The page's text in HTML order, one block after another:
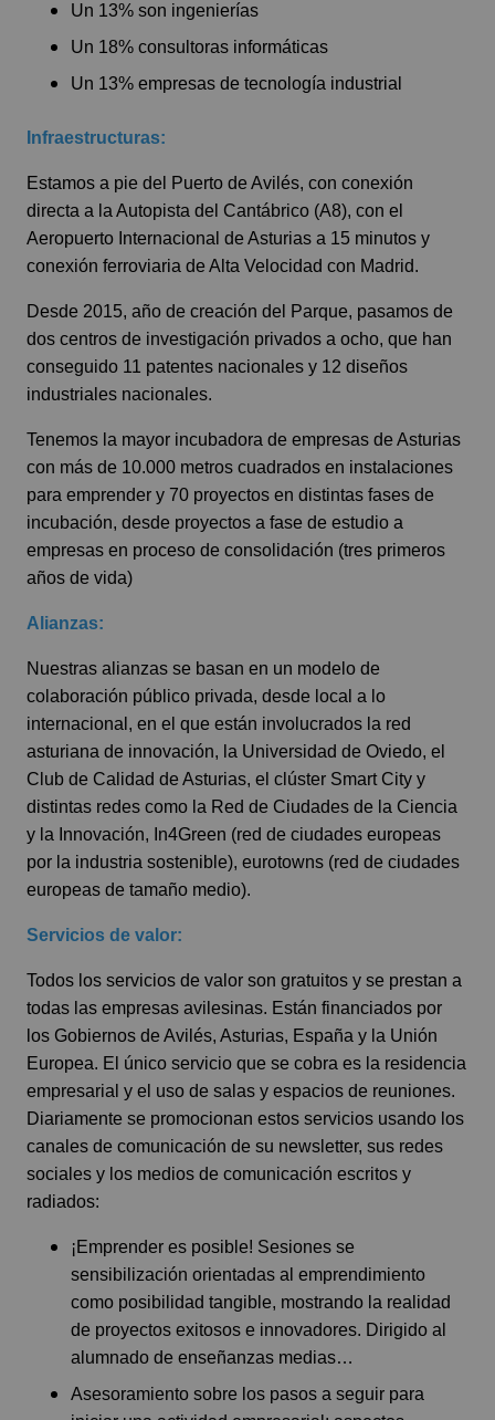
Un 13% son ingenierías
Un 18% consultoras informáticas
Un 13% empresas de tecnología industrial
Infraestructuras:
Estamos a pie del Puerto de Avilés, con conexión
directa a la Autopista del Cantábrico (A8), con el
Aeropuerto Internacional de Asturias a 15 minutos y
conexión ferroviaria de Alta Velocidad con Madrid.
Desde 2015, año de creación del Parque, pasamos de
dos centros de investigación privados a ocho, que han
conseguido 11 patentes nacionales y 12 diseños
industriales nacionales.
Tenemos la mayor incubadora de empresas de Asturias
con más de 10.000 metros cuadrados en instalaciones
para emprender y 70 proyectos en distintas fases de
incubación, desde proyectos a fase de estudio a
empresas en proceso de consolidación (tres primeros
años de vida)
Alianzas:
Nuestras alianzas se basan en un modelo de
colaboración público privada, desde local a lo
internacional, en el que están involucrados la red
asturiana de innovación, la Universidad de Oviedo, el
Club de Calidad de Asturias, el clúster Smart City y
distintas redes como la Red de Ciudades de la Ciencia
y la Innovación, In4Green (red de ciudades europeas
por la industria sostenible), eurotowns (red de ciudades
europeas de tamaño medio).
Servicios de valor:
Todos los servicios de valor son gratuitos y se prestan a
todas las empresas avilesinas. Están financiados por
los Gobiernos de Avilés, Asturias, España y la Unión
Europea. El único servicio que se cobra es la residencia
empresarial y el uso de salas y espacios de reuniones.
Diariamente se promocionan estos servicios usando los
canales de comunicación de su newsletter, sus redes
sociales y los medios de comunicación escritos y
radiados:
¡Emprender es posible! Sesiones se
sensibilización orientadas al emprendimiento
como posibilidad tangible, mostrando la realidad
de proyectos exitosos e innovadores. Dirigido al
alumnado de enseñanzas medias…
Asesoramiento sobre los pasos a seguir para